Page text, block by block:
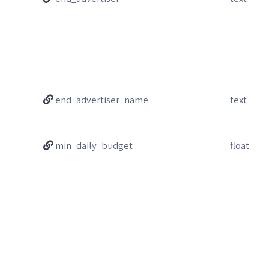
end_advertiser_name text
min_daily_budget float